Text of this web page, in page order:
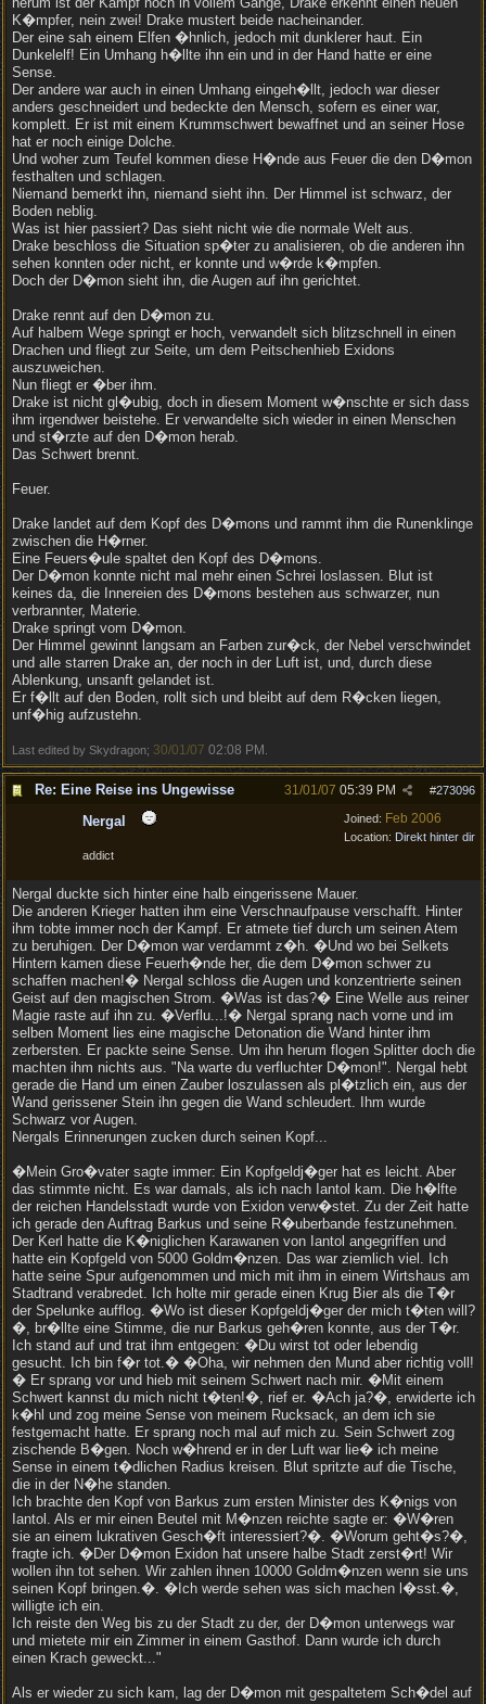
K�mpfer, nein zwei! Drake mustert beide nacheinander.
Der eine sah einem Elfen �hnlich, jedoch mit dunklerer haut. Ein
Dunkelelf! Ein Umhang h�llte ihn ein und in der Hand hatte er eine
Sense.
Der andere war auch in einen Umhang eingeh�llt, jedoch war dieser
anders geschneidert und bedeckte den Mensch, sofern es einer war,
komplett. Er ist mit einem Krummschwert bewaffnet und an seiner Hose
hat er noch einige Dolche.
Und woher zum Teufel kommen diese H�nde aus Feuer die den D�mon
festhalten und schlagen.
Niemand bemerkt ihn, niemand sieht ihn. Der Himmel ist schwarz, der
Boden neblig.
Was ist hier passiert? Das sieht nicht wie die normale Welt aus.
Drake beschloss die Situation sp�ter zu analisieren, ob die anderen ihn
sehen konnten oder nicht, er konnte und w�rde k�mpfen.
Doch der D�mon sieht ihn, die Augen auf ihn gerichtet.
Drake rennt auf den D�mon zu.
Auf halbem Wege springt er hoch, verwandelt sich blitzschnell in einen
Drachen und fliegt zur Seite, um dem Peitschenhieb Exidons
auszuweichen.
Nun fliegt er �ber ihm.
Drake ist nicht gl�ubig, doch in diesem Moment w�nschte er sich dass
ihm irgendwer beistehe. Er verwandelte sich wieder in einen Menschen
und st�rzte auf den D�mon herab.
Das Schwert brennt.
Feuer.
Drake landet auf dem Kopf des D�mons und rammt ihm die Runenklinge
zwischen die H�rner.
Eine Feuers�ule spaltet den Kopf des D�mons.
Der D�mon konnte nicht mal mehr einen Schrei loslassen. Blut ist
keines da, die Innereien des D�mons bestehen aus schwarzer, nun
verbrannter, Materie.
Drake springt vom D�mon.
Der Himmel gewinnt langsam an Farben zur�ck, der Nebel verschwindet
und alle starren Drake an, der noch in der Luft ist, und, durch diese
Ablenkung, unsanft gelandet ist.
Er f�llt auf den Boden, rollt sich und bleibt auf dem R�cken liegen,
unf�hig aufzustehn.
Last edited by Skydragon; 30/01/07 02:08 PM
Re: Eine Reise ins Ungewisse #273096
31/01/07 05:39 PM
Joined: Feb 2006
Location: Direkt hinter dir
Nergal
addict
Nergal duckte sich hinter eine halb eingerissene Mauer.
Die anderen Krieger hatten ihm eine Verschnaufpause verschafft. Hinter
ihm tobte immer noch der Kampf. Er atmete tief durch um seinen Atem
zu beruhigen. Der D�mon war verdammt z�h. �Und wo bei Selkets
Hintern kamen diese Feuerh�nde her, die dem D�mon schwer zu
schaffen machen!� Nergal schloss die Augen und konzentrierte seinen
Geist auf den magischen Strom. �Was ist das?� Eine Welle aus reiner
Magie raste auf ihn zu. �Verflu...!� Nergal sprang nach vorne und im
selben Moment lies eine magische Detonation die Wand hinter ihm
zerbersten. Er packte seine Sense. Um ihn herum flogen Splitter doch die
machten ihm nichts aus. "Na warte du verfluchter D�mon!". Nergal hebt
gerade die Hand um einen Zauber loszulassen als pl�tzlich ein, aus der
Wand gerissener Stein ihn gegen die Wand schleudert. Ihm wurde
Schwarz vor Augen.
Nergals Erinnerungen zucken durch seinen Kopf...
�Mein Gro�vater sagte immer: Ein Kopfgeldj�ger hat es leicht. Aber
das stimmte nicht. Es war damals, als ich nach Iantol kam. Die h�lfte
der reichen Handelsstadt wurde von Exidon verw�stet. Zu der Zeit hatte
ich gerade den Auftrag Barkus und seine R�uberbande festzunehmen.
Der Kerl hatte die K�niglichen Karawanen von Iantol angegriffen und
hatte ein Kopfgeld von 5000 Goldm�nzen. Das war ziemlich viel. Ich
hatte seine Spur aufgenommen und mich mit ihm in einem Wirtshaus am
Stadtrand verabredet. Ich holte mir gerade einen Krug Bier als die T�r
der Spelunke aufflog. �Wo ist dieser Kopfgeldj�ger der mich t�ten will?
�, br�llte eine Stimme, die nur Barkus geh�ren konnte, aus der T�r.
Ich stand auf und trat ihm entgegen: �Du wirst tot oder lebendig
gesucht. Ich bin f�r tot.� �Oha, wir nehmen den Mund aber richtig voll!
� Er sprang vor und hieb mit seinem Schwert nach mir. �Mit einem
Schwert kannst du mich nicht t�ten!�, rief er. �Ach ja?�, erwiderte ich
k�hl und zog meine Sense von meinem Rucksack, an dem ich sie
festgemacht hatte. Er sprang noch mal auf mich zu. Sein Schwert zog
zischende B�gen. Noch w�hrend er in der Luft war lie� ich meine
Sense in einem t�dlichen Radius kreisen. Blut spritzte auf die Tische,
die in der N�he standen.
Ich brachte den Kopf von Barkus zum ersten Minister des K�nigs von
Iantol. Als er mir einen Beutel mit M�nzen reichte sagte er: �W�ren
sie an einem lukrativen Gesch�ft interessiert?�. �Worum geht�s?�,
fragte ich. �Der D�mon Exidon hat unsere halbe Stadt zerst�rt! Wir
wollen ihn tot sehen. Wir zahlen ihnen 10000 Goldm�nzen wenn sie uns
seinen Kopf bringen.�. �Ich werde sehen was sich machen l�sst.�,
willigte ich ein.
Ich reiste den Weg bis zu der Stadt zu der, der D�mon unterwegs war
und mietete mir ein Zimmer in einem Gasthof. Dann wurde ich durch
einen Krach geweckt..."
Als er wieder zu sich kam, lag der D�mon mit gespaltetem Sch�del auf